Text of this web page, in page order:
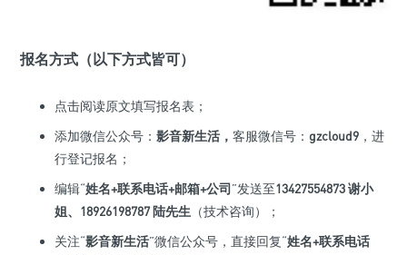
报名方式（以下方式皆可）
点击阅读原文填写报名表；
添加微信公众号： 影音新生活， 客服微信号： gzcloud9 ，进
行登记报名；
编辑“姓名+联系电话+邮箱+公司”发送至13427554873 谢小
姐、18926198787 陆先生 （技术咨询）；
关注“影音新生活”微信公众号，直接回复“姓名+联系电话